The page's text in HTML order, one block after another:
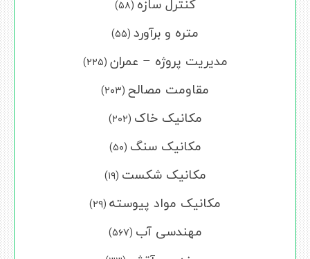
کنترل سازه (۵۸)
متره و برآورد (۵۵)
مدیریت پروژه – عمران (۲۲۵)
مقاومت مصالح (۲۰۳)
مکانیک خاک (۲۰۲)
مکانیک سنگ (۵۰)
مکانیک شکست (۱۹)
مکانیک مواد پیوسته (۲۹)
مهندسی آب (۵۶۷)